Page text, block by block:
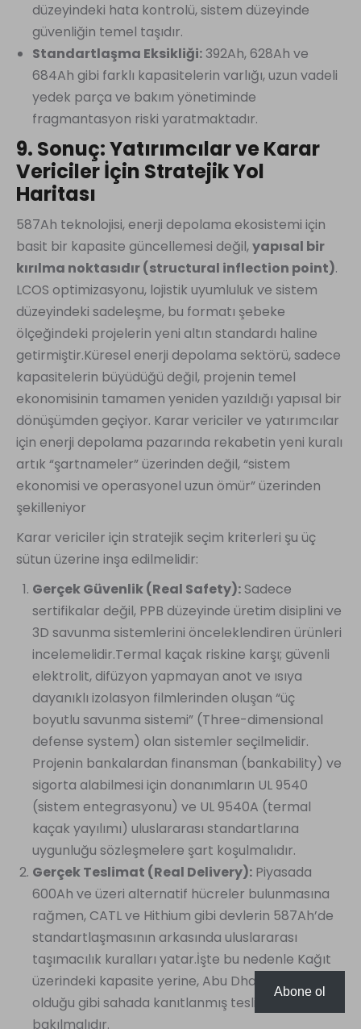
düzeyindeki hata kontrolü, sistem düzeyinde
güvenliğin temel taşıdır.
Standartlaşma Eksikliği: 392Ah, 628Ah ve
684Ah gibi farklı kapasitelerin varlığı, uzun vadeli
yedek parça ve bakım yönetiminde
fragmantasyon riski yaratmaktadır.
9. Sonuç: Yatırımcılar ve Karar
Vericiler İçin Stratejik Yol
Haritası
587Ah teknolojisi, enerji depolama ekosistemi için
basit bir kapasite güncellemesi değil,yapısal bir
kırılma noktasıdır (structural inflection point).
LCOS optimizasyonu, lojistik uyumluluk ve sistem
düzeyindeki sadeleşme, bu formatı şebeke
ölçeğindeki projelerin yeni altın standardı haline
getirmiştir.Küresel enerji depolama sektörü, sadece
kapasitelerin büyüdüğü değil, projenin temel
ekonomisinin tamamen yeniden yazıldığı yapısal bir
dönüşümden geçiyor. Karar vericiler ve yatırımcılar
için enerji depolama pazarında rekabetin yeni kuralı
artık “şartnameler” üzerinden değil, “sistem
ekonomisi ve operasyonel uzun ömür” üzerinden
şekilleniyor
Karar vericiler için stratejik seçim kriterleri şu üç
sütun üzerine inşa edilmelidir:
Gerçek Güvenlik (Real Safety): Sadece
sertifikalar değil, PPB düzeyinde üretim disiplini ve
3D savunma sistemlerini önceleklendiren ürünleri
incelemelidir.Termal kaçak riskine karşı; güvenli
elektrolit, difüzyon yapmayan anot ve ısıya
dayanıklı izolasyon filmlerinden oluşan “üç
boyutlu savunma sistemi” (Three-dimensional
defense system) olan sistemler seçilmelidir.
Projenin bankalardan finansman (bankability) ve
sigorta alabilmesi için donanımların UL 9540
(sistem entegrasyonu) ve UL 9540A (termal
kaçak yayılımı) uluslararası standartlarına
uygunluğu sözleşmelere şart koşulmalıdır.
Gerçek Teslimat (Real Delivery): Piyasada
600Ah ve üzeri alternatif hücreler bulunmasına
rağmen, CATL ve Hithium gibi devlerin 587Ah’de
standartlaşmasının arkasında uluslararası
taşımacılık kuralları yatar.İşte bu nedenle Kağıt
üzerindeki kapasite yerine, Abu Dhabi örneğinde
olduğu gibi sahada kanıtlanmış teslimat gücüne
bakılmalıdır.
Abone ol